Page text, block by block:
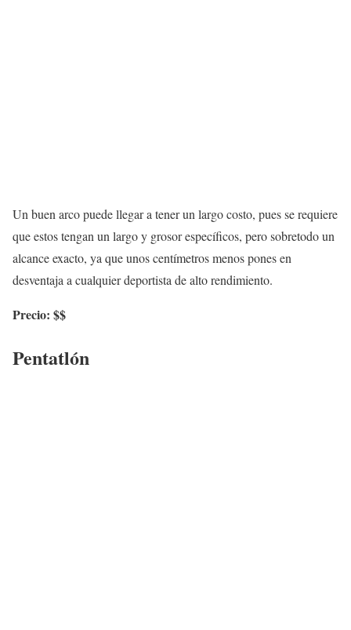
Un buen arco puede llegar a tener un largo costo, pues se requiere
que estos tengan un largo y grosor específicos, pero sobretodo un
alcance exacto, ya que unos centímetros menos pones en
desventaja a cualquier deportista de alto rendimiento.
Precio: $$
Pentatlón